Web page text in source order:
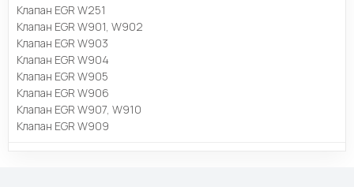
Клапан EGR W251
Клапан EGR W901, W902
Клапан EGR W903
Клапан EGR W904
Клапан EGR W905
Клапан EGR W906
Клапан EGR W907, W910
Клапан EGR W909